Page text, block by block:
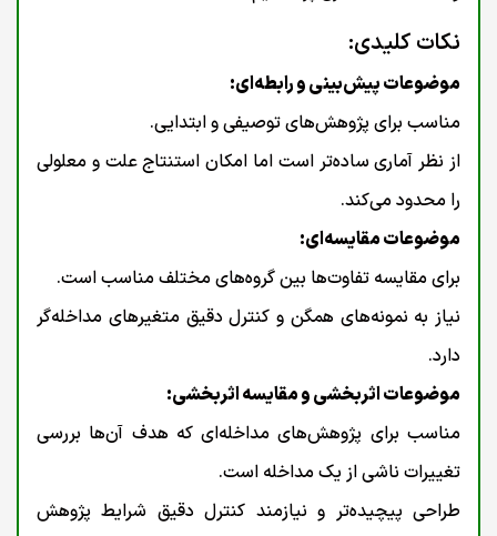
نکات کلیدی:
موضوعات پیش‌بینی و رابطه‌ای:
مناسب برای پژوهش‌های توصیفی و ابتدایی.
از نظر آماری ساده‌تر است اما امکان استنتاج علت و معلولی
را محدود می‌کند.
موضوعات مقایسه‌ای:
برای مقایسه تفاوت‌ها بین گروه‌های مختلف مناسب است.
نیاز به نمونه‌های همگن و کنترل دقیق متغیرهای مداخله‌گر
دارد.
موضوعات اثربخشی و مقایسه اثربخشی:
مناسب برای پژوهش‌های مداخله‌ای که هدف آن‌ها بررسی
تغییرات ناشی از یک مداخله است.
طراحی پیچیده‌تر و نیازمند کنترل دقیق شرایط پژوهش